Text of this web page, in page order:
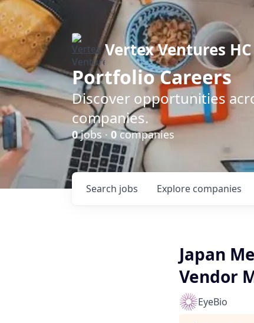
Vertex Ventures HC
Portfolio Careers
Discover opportunities
companies.
0jobs · 0companies
Search jobs Explore companies
Japan
Vendor
EyeBio